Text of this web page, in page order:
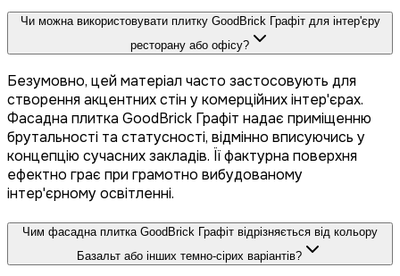
Чи можна використовувати плитку GoodBrick Графіт для інтер'єру
ресторану або офісу?
Безумовно, цей матеріал часто застосовують для
створення акцентних стін у комерційних інтер'єрах.
Фасадна плитка GoodBrick Графіт надає приміщенню
брутальності та статусності, відмінно вписуючись у
концепцію сучасних закладів. Її фактурна поверхня
ефектно грає при грамотно вибудованому
інтер'єрному освітленні.
Чим фасадна плитка GoodBrick Графіт відрізняється від кольору
Базальт або інших темно-сірих варіантів?